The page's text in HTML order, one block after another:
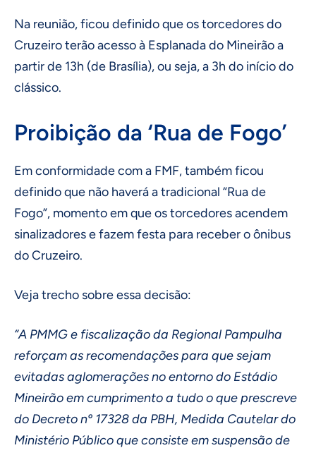
Na reunião, ficou definido que os torcedores do
Cruzeiro terão acesso à Esplanada do Mineirão a
partir de 13h (de Brasília), ou seja, a 3h do início do
clássico.
Proibição da ‘Rua de Fogo’
Em conformidade com a FMF, também ficou
definido que não haverá a tradicional “Rua de
Fogo”, momento em que os torcedores acendem
sinalizadores e fazem festa para receber o ônibus
do Cruzeiro.
Veja trecho sobre essa decisão:
“A PMMG e fiscalização da Regional Pampulha
reforçam as recomendações para que sejam
evitadas aglomerações no entorno do Estádio
Mineirão em cumprimento a tudo o que prescreve
do Decreto nº 17328 da PBH, Medida Cautelar do
Ministério Público que consiste em suspensão de